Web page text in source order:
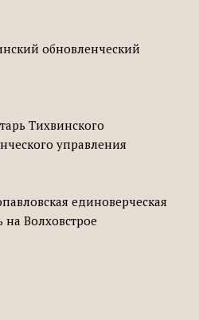
обновленческий
Тихвинского
управления
единоверческая
на Волховстрое